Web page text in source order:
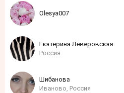
Olesya007
Екатерина Леверовская
Россия
Шибанова
Иваново, Россия